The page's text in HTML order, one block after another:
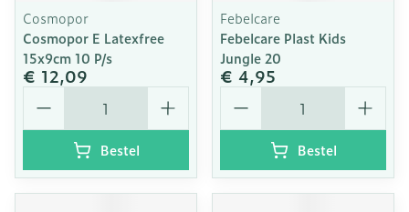
Cosmopor
Cosmopor E Latexfree
15x9cm 10 P/s
€ 12,09
Aantal
Bestel
Febelcare
Febelcare Plast Kids
Jungle 20
€ 4,95
Aantal
Bestel